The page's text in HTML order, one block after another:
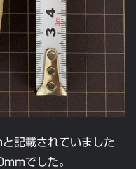
記載されていました
でした。